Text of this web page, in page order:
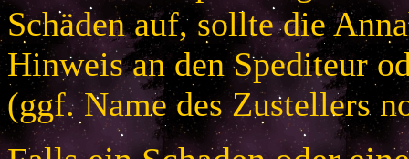
Schäden auf, sollte die
Hinweis an den Spediteur
(ggf. Name des Zustellers